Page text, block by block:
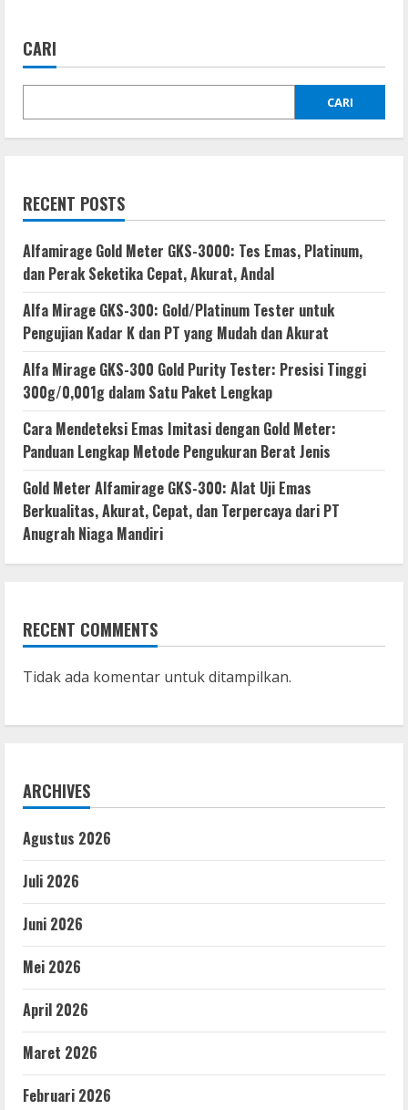
CARI
CARI
RECENT POSTS
Alfamirage Gold Meter GKS-3000: Tes Emas, Platinum,
dan Perak Seketika Cepat, Akurat, Andal
Alfa Mirage GKS-300: Gold/Platinum Tester untuk
Pengujian Kadar K dan PT yang Mudah dan Akurat
Alfa Mirage GKS-300 Gold Purity Tester: Presisi Tinggi
300g/0,001g dalam Satu Paket Lengkap
Cara Mendeteksi Emas Imitasi dengan Gold Meter:
Panduan Lengkap Metode Pengukuran Berat Jenis
Gold Meter Alfamirage GKS-300: Alat Uji Emas
Berkualitas, Akurat, Cepat, dan Terpercaya dari PT
Anugrah Niaga Mandiri
RECENT COMMENTS
Tidak ada komentar untuk ditampilkan.
ARCHIVES
Agustus 2026
Juli 2026
Juni 2026
Mei 2026
April 2026
Maret 2026
Februari 2026